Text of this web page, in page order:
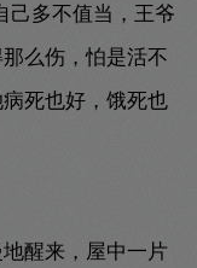
己多不值当，王爷
么伤，怕是活不
死也好，饿死也
醒来，屋中一片